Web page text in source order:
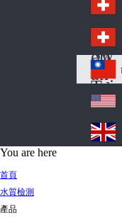
ed
en
Sw
itz
erl
an
d
Sw
itz
erl
an
d
Tai
wa
n
A
Un
You are here
首頁
水質檢測
產品